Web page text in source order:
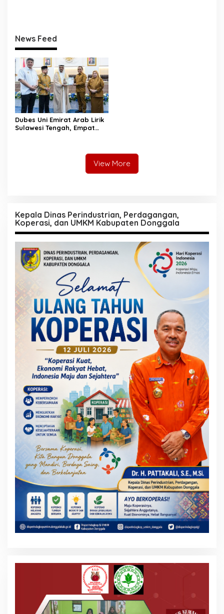
News Feed
Dubes Uni Emirat Arab Lirik
Sulawesi Tengah, Empat
View More
Kepala Dinas Perindustrian, Perdagangan,
Koperasi, dan UMKM Kabupaten Donggala